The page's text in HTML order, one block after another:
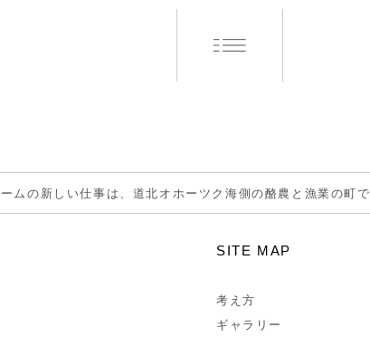
ムの新しい仕事は、道北オホーツク海側の酪農と漁業の町で
SITE MAP
考え方
ギャラリー